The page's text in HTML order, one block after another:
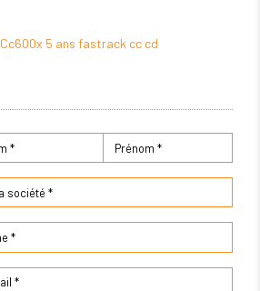
Cc600x 5 ans fastrack cc cd